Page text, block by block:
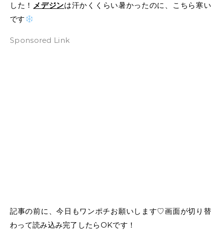
した！ メデジンは汗かくくらい暑かったのに、こちら寒い
です
Sponsored Link
記事の前に、今日もワンポチお願いします♡画面が切り替
わって読み込み完了したらOKです！